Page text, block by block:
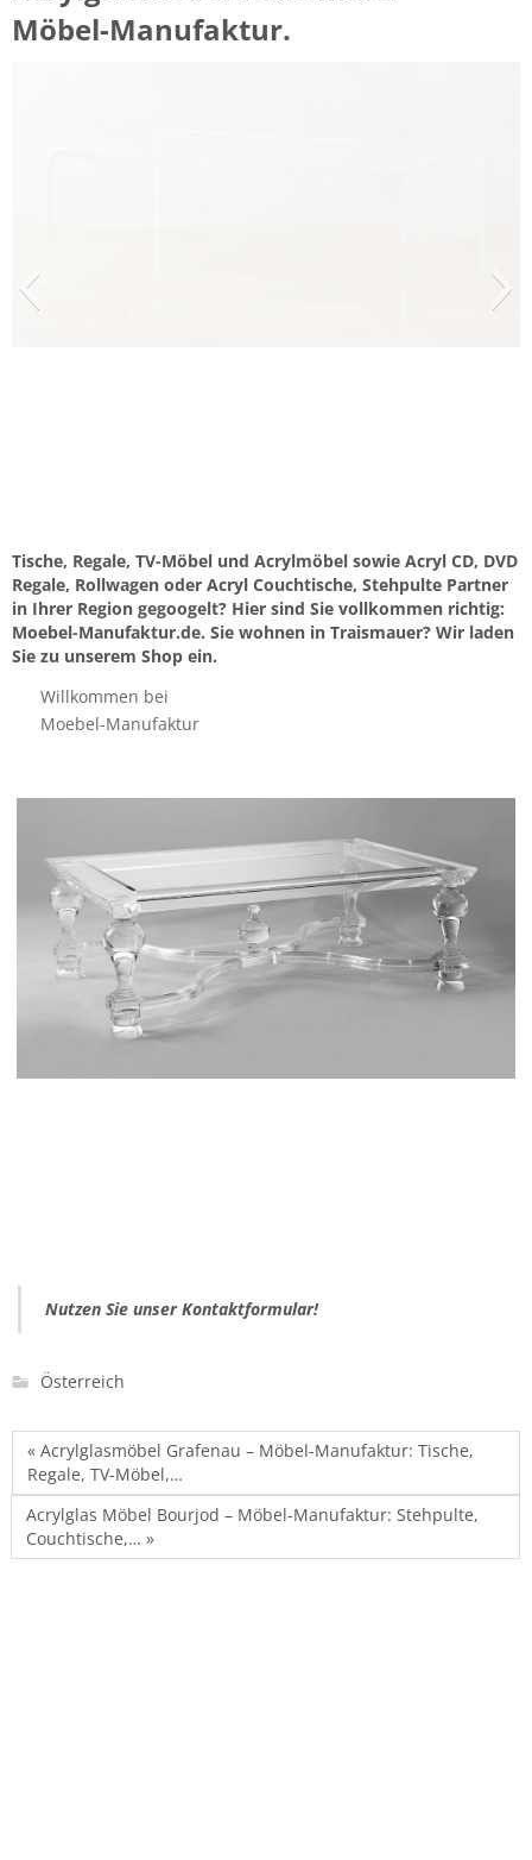
Möbel-Manufaktur.
Tische, Regale, TV-Möbel und Acrylmöbel sowie Acryl CD, DVD
Regale, Rollwagen oder Acryl Couchtische, Stehpulte Partner
in Ihrer Region gegoogelt? Hier sind Sie vollkommen richtig:
Moebel-Manufaktur.de. Sie wohnen in Traismauer? Wir laden
Sie zu unserem Shop ein.
Willkommen bei
Moebel-Manufaktur
Nutzen Sie unser Kontaktformular!
Österreich
« Acrylglasmöbel Grafenau – Möbel-Manufaktur: Tische,
Regale, TV-Möbel,…
Acrylglas Möbel Bourjod – Möbel-Manufaktur: Stehpulte,
Couchtische,… »